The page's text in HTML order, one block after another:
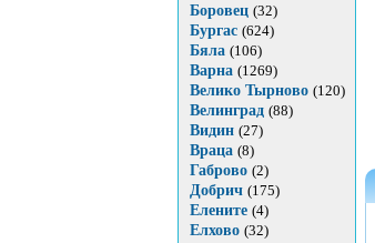
Боровец (32)
Бургас (624)
Бяла (106)
Варна (1269)
Велико Тырново (120)
Велинград (88)
Видин (27)
Враца (8)
Габрово (2)
Добрич (175)
Елените (4)
Елхово (32)